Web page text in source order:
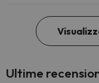
Ultime